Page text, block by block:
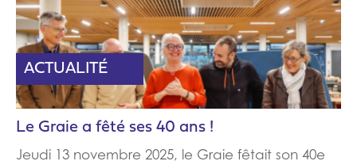
ACTUALITÉ
Le Graie a fêté ses 40 ans !
Jeudi 13 novembre 2025, le Graie fêtait son 40e